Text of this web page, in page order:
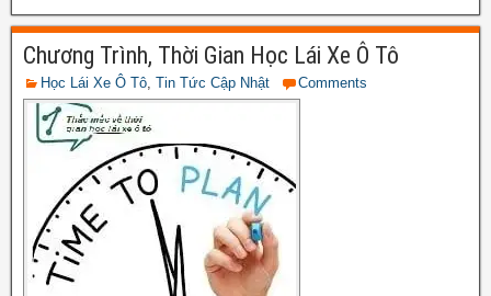
Chương Trình, Thời Gian Học Lái Xe Ô Tô
Học Lái Xe Ô Tô Tin Tức Cập Nhật Comments